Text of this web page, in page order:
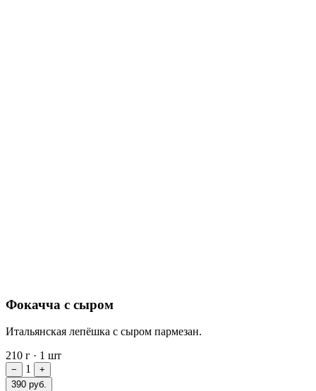
Фокачча с сыром
Итальянская лепёшка с сыром пармезан.
210 г · 1 шт
− 1
+
390 руб.